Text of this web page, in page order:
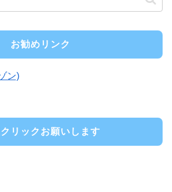
お勧めリンク
ン)
リックお願いします